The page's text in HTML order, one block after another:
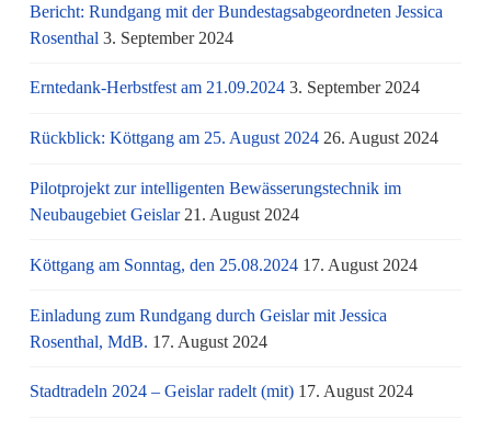
Bericht: Rundgang mit der Bundestagsabgeordneten Jessica
Rosenthal 3. September 2024
Erntedank-Herbstfest am 21.09.2024 3. September 2024
Rückblick: Köttgang am 25. August 2024 26. August 2024
Pilotprojekt zur intelligenten Bewässerungstechnik im
Neubaugebiet Geislar 21. August 2024
Köttgang am Sonntag, den 25.08.2024 17. August 2024
Einladung zum Rundgang durch Geislar mit Jessica
Rosenthal, MdB. 17. August 2024
Stadtradeln 2024 – Geislar radelt (mit) 17. August 2024